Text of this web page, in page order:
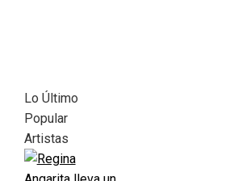
Lo Último
Popular
Artistas